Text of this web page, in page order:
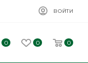
ВОЙТИ
0 0 0